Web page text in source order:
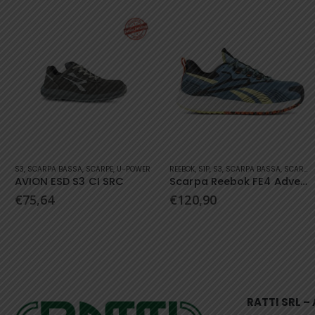
S3, SCARPA BASSA, SCARPE, U-POWER
AVION ESD S3 CI SRC
€75,64
REEBOK, S1P, S3, SCARPA BASSA, SCARPA BASSA
Scarpa Reebok FE4 Adventure Safety S1P
€120,90
RATTI SRL